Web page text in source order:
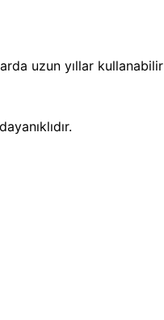
uzun yıllar kullanabilir